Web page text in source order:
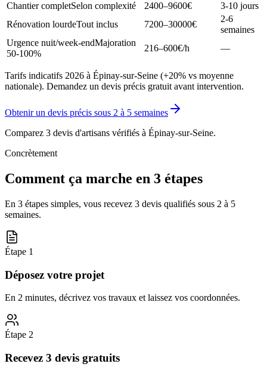
Chantier completSelon complexité 2400–9600€
3-10 jours
Rénovation lourdeTout inclus 7200–30000€
2-6
semaines
Urgence nuit/week-endMajoration
50-100%
216–600€/h —
Tarifs indicatifs 2026 à Épinay-sur-Seine (+20% vs moyenne
nationale). Demandez un devis précis gratuit avant intervention.
Obtenir un devis précis sous 2 à 5 semaines
Comparez 3 devis d'artisans vérifiés à Épinay-sur-Seine.
Concrètement
Comment ça marche en 3 étapes
En 3 étapes simples, vous recevez 3 devis qualifiés sous 2 à 5
semaines.
Étape 1
Déposez votre projet
En 2 minutes, décrivez vos travaux et laissez vos coordonnées.
Étape 2
Recevez 3 devis gratuits